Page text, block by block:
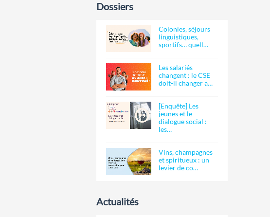
Dossiers
Colonies, séjours
linguistiques,
sportifs… quell…
Les salariés
changent : le CSE
doit-il changer a…
[Enquête] Les
jeunes et le
dialogue social :
les…
Vins, champagnes
et spiritueux : un
levier de co…
Actualités